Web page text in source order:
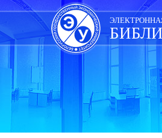
Skip
navigation